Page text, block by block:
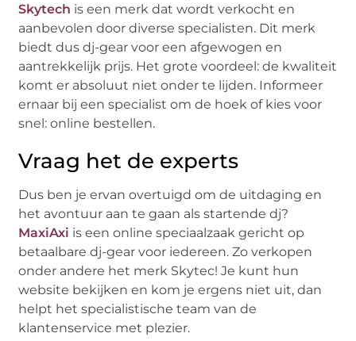
Skytech is een merk dat wordt verkocht en
aanbevolen door diverse specialisten. Dit merk
biedt dus dj-gear voor een afgewogen en
aantrekkelijk prijs. Het grote voordeel: de kwaliteit
komt er absoluut niet onder te lijden. Informeer
ernaar bij een specialist om de hoek of kies voor
snel: online bestellen.
Vraag het de experts
Dus ben je ervan overtuigd om de uitdaging en
het avontuur aan te gaan als startende dj?
MaxiAxi is een online speciaalzaak gericht op
betaalbare dj-gear voor iedereen. Zo verkopen
onder andere het merk Skytec! Je kunt hun
website bekijken en kom je ergens niet uit, dan
helpt het specialistische team van de
klantenservice met plezier.